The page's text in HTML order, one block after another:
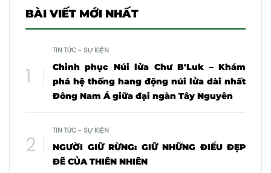
BÀI VIẾT MỚI NHẤT
TIN TỨC - SỰ KIỆN
Chinh phục Núi lửa Chư B'Luk – Khám
phá hệ thống hang động núi lửa dài nhất
Đông Nam Á giữa đại ngàn Tây Nguyên
TIN TỨC - SỰ KIỆN
NGƯỜI GIỮ RỪNG: GIỮ NHỮNG ĐIỀU ĐẸP
ĐẼ CỦA THIÊN NHIÊN